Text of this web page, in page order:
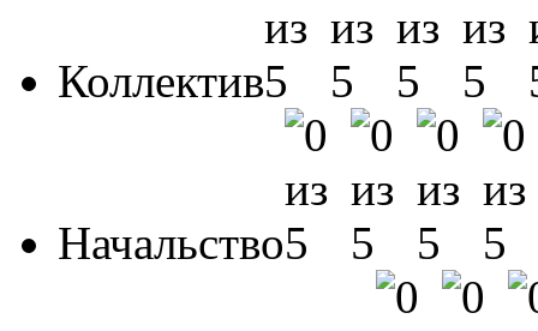
Коллектив
Начальство